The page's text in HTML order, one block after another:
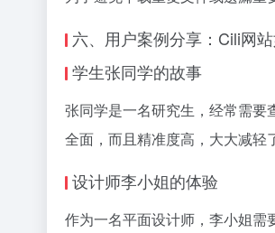
六、用户案例分享：Cili网
学生张同学的故事
张同学是一名研究生，经常需
全面，而且精准度高，大大减轻
设计师李小姐的体验
作为一名平面设计师，李小姐需